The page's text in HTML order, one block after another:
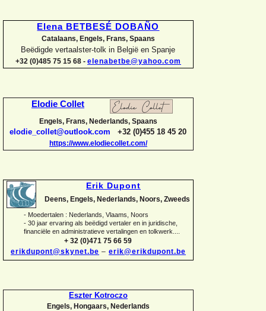
Elena BETBESÉ DOBAÑO
Catalaans, Engels, Frans, Spaans
Beëdigde vertaalster-tolk in België en Spanje
+32 (0)485 75 15 68 - elenabetbe@yahoo.com
Elodie Collet
Engels, Frans, Nederlands, Spaans
elodie_collet@outlook.com +32 (0)455 18 45 20
https://www.elodiecollet.com/
Erik Dupont
Deens, Engels, Nederlands, Noors, Zweeds
- Moedertalen : Nederlands, Vlaams, Noors
- 30 jaar ervaring als beëdigd vertaler en in juridische,
financiële en administratieve vertalingen en tolkwerk....
+ 32 (0)471 75 66 59
erikdupont@skynet.be – erik@erikdupont.be
Eszter Kotroczo
Engels, Hongaars, Nederlands